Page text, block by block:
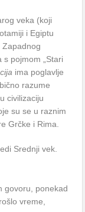
veka (koji
i Egiptu
pojmom „Stari
ima poglavlje
razume
civilizaciju
su se u raznim
Grčke i Rima.
Srednji vek.
govoru, ponekad
vreme,